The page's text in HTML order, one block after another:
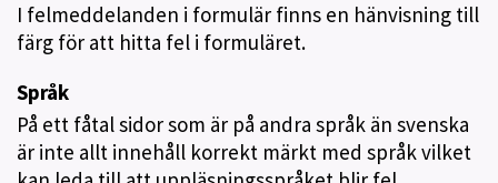
I felmeddelanden i formulär finns en hänvisning till
färg för att hitta fel i formuläret.
Språk
På ett fåtal sidor som är på andra språk än svenska
är inte allt innehåll korrekt märkt med språk vilket